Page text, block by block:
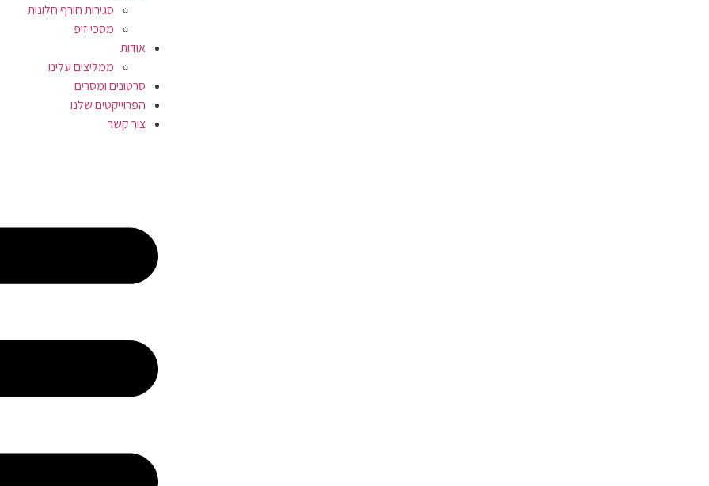
סגירות חורף חלונות
מסכי זיפ
אודות
ממליצים עלינו
סרטונים ומסרים
הפרוייקטים שלנו
צור קשר